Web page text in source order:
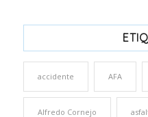
accidente AFA
Alfredo Cornejo